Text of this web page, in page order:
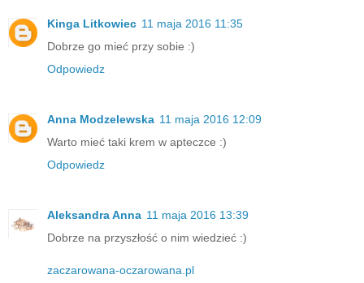
Kinga Litkowiec 11 maja 2016 11:35
Dobrze go mieć przy sobie :)
Odpowiedz
Anna Modzelewska 11 maja 2016 12:09
Warto mieć taki krem w apteczce :)
Odpowiedz
Aleksandra Anna 11 maja 2016 13:39
Dobrze na przyszłość o nim wiedzieć :)
zaczarowana-oczarowana.pl